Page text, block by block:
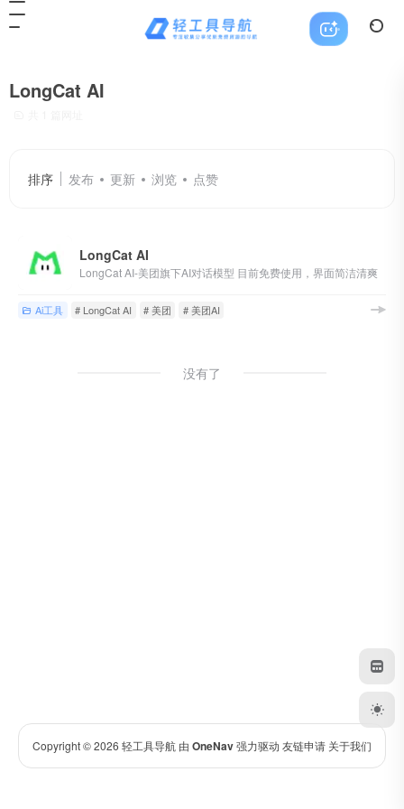
LongCat AI
排序 发布 更新 浏览 点赞
LongCat AI
LongCat AI-美团旗下AI对话模型 目前免费使用，界面简洁清爽
Ai工具 # LongCat AI # 美团 # 美团AI
没有了
Copyright © 2026 轻工具导航 由 OneNav强力驱动 友链申请 关于我们